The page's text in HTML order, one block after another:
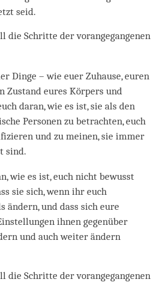
seid.
die Schritte der vorangegangenen
Dinge – wie euer Zuhause, euren
Zustand eures Körpers und
daran, wie es ist, sie als den
Personen zu betrachten, euch
und zu meinen, sie immer
sind.
wie es ist, euch nicht bewusst
sie sich, wenn ihr euch
ändern, und dass sich eure
ihnen gegenüber
und auch weiter ändern
die Schritte der vorangegangenen